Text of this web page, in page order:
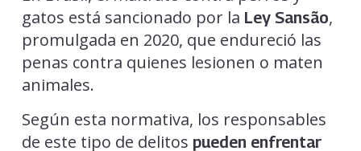
gatos está sancionado por la Ley Sansão,
promulgada en 2020, que endureció las
penas contra quienes lesionen o maten
animales.
Según esta normativa, los responsables
de este tipo de delitos pueden enfrentar